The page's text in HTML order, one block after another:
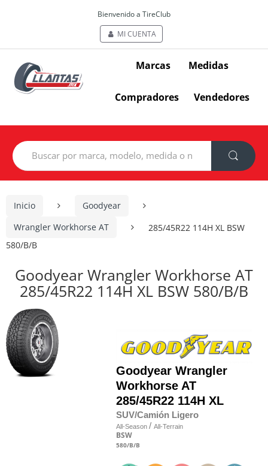
Bienvenido a TireClub
MI CUENTA
Marcas Medidas
Compradores Vendedores
Search
for:
Inicio
Goodyear
Wrangler Workhorse AT
285/45R22 114H XL BSW
580/B/B
Goodyear Wrangler Workhorse AT
285/45R22 114H XL BSW 580/B/B
Goodyear Wrangler
Workhorse AT
285/45R22 114H XL
SUV/Camión Ligero
All-Season / All-Terrain
BSW
580/B/B